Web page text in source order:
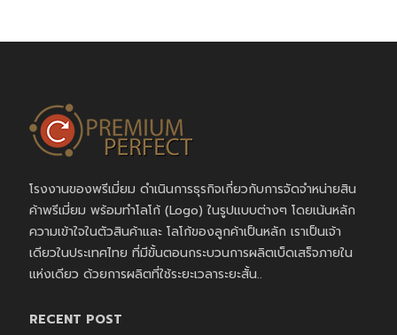
โรงงานของพรีเมี่ยม ดำเนินการธุรกิจเกี่ยวกับการจัดจำหน่ายสิน
ค้าพรีเมี่ยม พร้อมทำโลโก้ (Logo) ในรูปแบบต่างๆ โดยเน้นหลัก
ความเข้าใจในตัวสินค้าและ โลโก้ของลูกค้าเป็นหลัก เราเป็นเจ้า
เดียวในประเทศไทย ที่มีขั้นตอนกระบวนการผลิตเบ็ดเสร็จภายใน
แห่งเดียว ด้วยการผลิตที่ใช้ระยะเวลาระยะสั้น..
RECENT POST